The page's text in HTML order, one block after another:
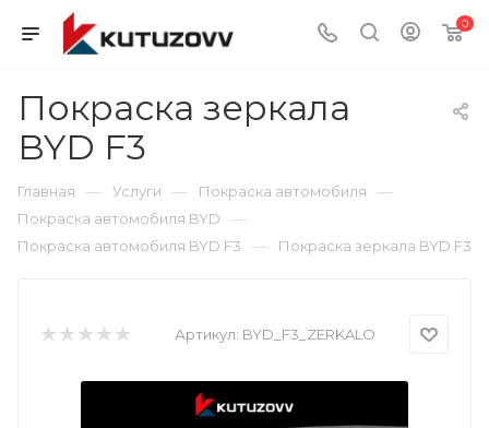
0
Покраска зеркала
BYD F3
Главная — Услуги — Покраска автомобиля —
Покраска автомобиля BYD —
Покраска автомобиля BYD F3 — Покраска зеркала BYD F3
Артикул: BYD_F3_ZERKALO